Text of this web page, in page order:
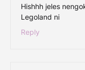
Hishhh jeles
Legoland ni
Reply